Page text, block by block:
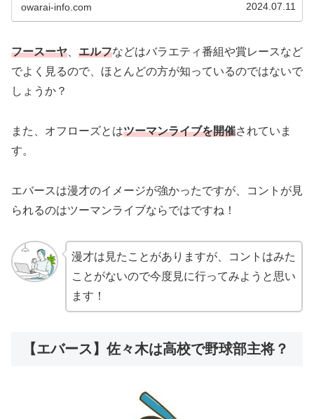
owarai-info.com 2024.07.11
フースーヤ エルフなどはバラエティ番組や賞レースなど
でよく見るので、ほとんどの方が知っているのではないで
しょうか？
また、オフローズとはツーマンライブを開催されていま
す。
エバースは漫才のイメージが強かったですが、コントが見
られるのはツーマンライブならではですね！
漫才は見たことがありますが、コントはみた
ことがないので今度見に行ってみようと思い
ます！
【エバース】佐々木は高校で野球部主将？